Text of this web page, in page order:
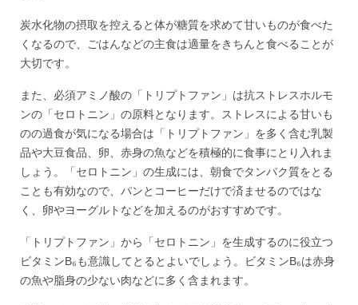
炭水化物の摂取を控えると体が糖質を求めて甘いものが食べた
くなるので、ごはんなどの主食は適量をきちんと食べることが
大切です。
また、必須アミノ酸の「トリプトファン」は抗ストレスホルモ
ンの「セロトニン」の原料となります。ストレスによる甘いも
のの過食が気になる場合は「トリプトファン」を多く含む乳製
品や大豆食品、卵、赤身の魚などを積極的に食事にとり入れま
しょう。「セロトニン」の生成には、朝食でタンパク質をとる
ことも有効なので、パンとコーヒーだけで済ませるのではな
く、卵やヨーグルトなどを加えるのがおすすめです。
「トリプトファン」から「セロトニン」を生成するのに役立つ
ビタミンB₆も意識してとるとよいでしょう。ビタミンB₆は赤身
の魚や脂身の少ない肉などに多く含まれます。